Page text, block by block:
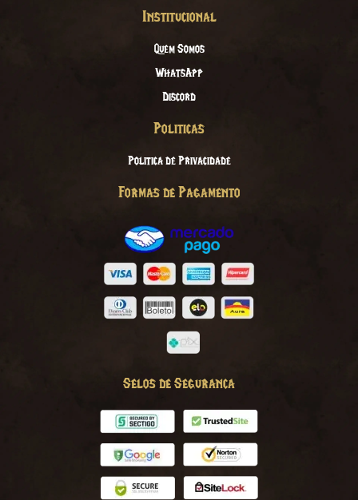
Institucional
Quem Somos
WhatsApp
Discord
Politicas
Politica de Privacidade
Formas de Pagamento
Selos de Seguranca